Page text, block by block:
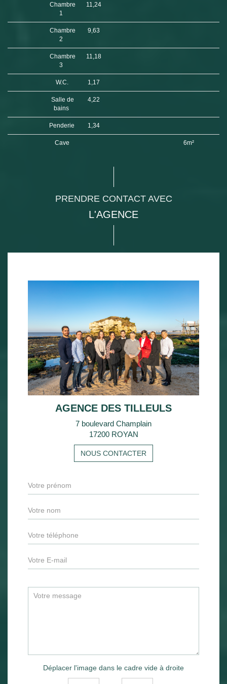
Chambre
1
11,24
Chambre
2
9,63
Chambre
3
11,18
W.C. 1,17
Salle de
bains
4,22
Penderie 1,34
Cave 6m²
PRENDRE CONTACT AVEC
L'AGENCE
AGENCE DES TILLEULS
7 boulevard Champlain
17200 ROYAN
NOUS CONTACTER
Déplacer l'image dans le cadre vide à droite